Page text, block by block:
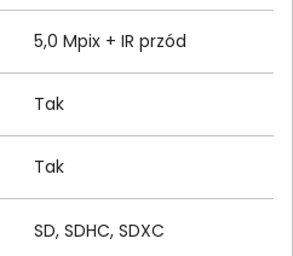
5,0 Mpix + IR przód
Tak
Tak
SD, SDHC, SDXC